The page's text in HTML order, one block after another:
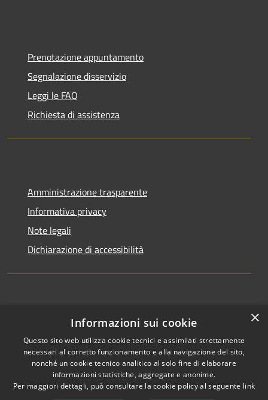
Prenotazione appuntamento
Segnalazione disservizio
Leggi le FAQ
Richiesta di assistenza
Amministrazione trasparente
Informativa privacy
Note legali
Dichiarazione di accessibilità
RSS
Accessibilità
Cookie
Copyright © 2026 • Comune di
Appignano del Tronto •
Powered byMunicipium
Accesso redazione
×
Informazioni sui cookie
Questo sito web utilizza cookie tecnici e assimilati strettamente
necessari al corretto funzionamento e alla navigazione del sito,
nonché un cookie tecnico analitico al solo fine di elaborare
informazioni statistiche, aggregate e anonime.
Per maggiori dettagli, può consultare la cookie policy al seguente link